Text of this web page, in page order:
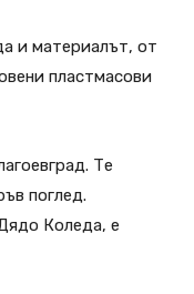
и материалът, от
пластмасови
Те
поглед.
Коледа, е